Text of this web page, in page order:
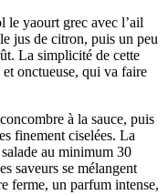
le yaourt grec avec l’ail
jus de citron, puis un peu
La simplicité de cette
et onctueuse, qui va faire
à la sauce, puis
finement ciselées. La
au minimum 30
saveurs se mélangent
ferme, un parfum intense,